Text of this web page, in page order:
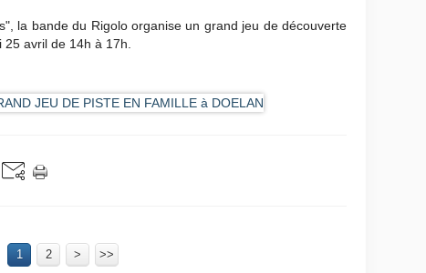
la bande du Rigolo organise un grand jeu de découverte
avril de 14h à 17h.
1 2 > >>